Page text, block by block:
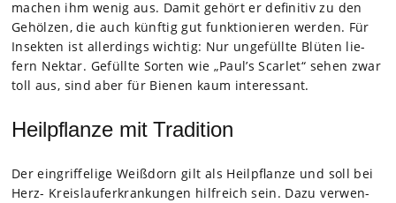
machen ihm wenig aus. Damit gehört er defi­ni­tiv zu den
Gehöl­zen, die auch künf­tig gut funk­tio­nie­ren wer­den. Für
Insek­ten ist aller­dings wich­tig: Nur unge­füllte Blü­ten lie­
fern Nek­tar. Gefüllte Sor­ten wie „Paul’s Scar­let“ sehen zwar
toll aus, sind aber für Bie­nen kaum inter­es­sant.
Heilpflanze mit Tradition
Der ein­grif­fe­lige Weiß­dorn gilt als Heil­pflanze und soll bei
Herz- Kreis­lauf­erkran­kun­gen hilf­reich sein. Dazu ver­wen­